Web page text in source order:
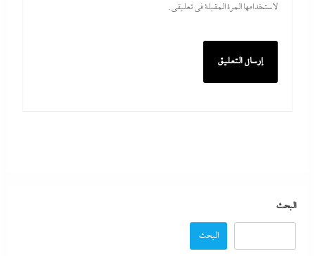
لاستخدامها المرة المقبلة في تعليقي.
البحث
البحث
خارطة ميلادينوف